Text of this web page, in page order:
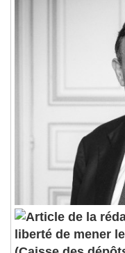
liberté de mener